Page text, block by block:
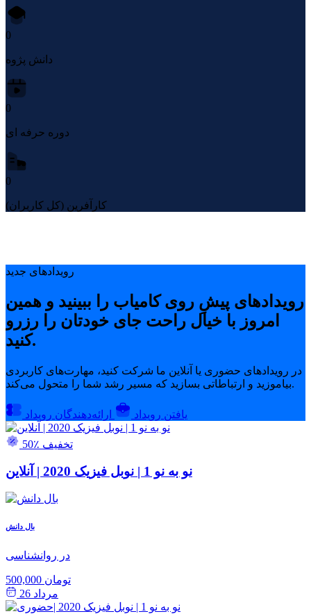
0
دانش پژوه
0
دوره حرفه ای
0
کارآفرین (کل کاربران)
رویدادهای جدید
رویدادهای پیشِ روی کامیاب را ببینید و همین
امروز با خیال راحت جای خودتان را رزرو
کنید.
در رویدادهای حضوری یا آنلاین ما شرکت کنید، مهارت‌های کاربردی
بیاموزید و ارتباطاتی بسازید که مسیر رشد شما را متحول می‌کند.
یافتن رویداد ارائه‌دهندگان رویداد
50٪ تخفیف
نو به نو 1 | نوبل فیزیک 2020 | آنلاین
بال دانش
در روانشناسی
500,000 تومان
مرداد 26